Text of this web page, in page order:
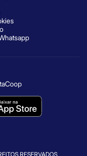
RESERVADOS